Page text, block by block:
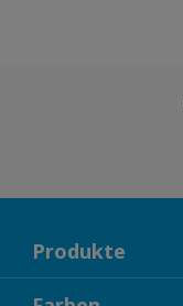
Produkte
FASSADENFARBEN